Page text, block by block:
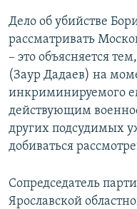
Дело об убийстве
рассматривать
– это объясняется
(Заур Дадаев) на
инкриминируемого
действующим
других подсудимых
добиваться
Сопредседатель
Ярославской